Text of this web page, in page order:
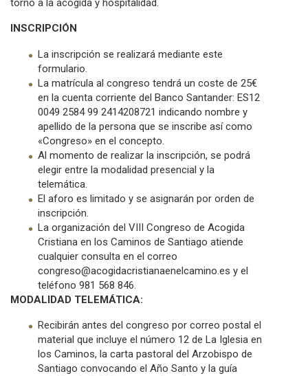
torno a la acogida y hospitalidad.
INSCRIPCIÓN
La inscripción se realizará mediante este
formulario.
La matrícula al congreso tendrá un coste de 25€
en la cuenta corriente del Banco Santander: ES12
0049 2584 99 2414208721 indicando nombre y
apellido de la persona que se inscribe así como
«Congreso» en el concepto.
Al momento de realizar la inscripción, se podrá
elegir entre la modalidad presencial y la
telemática.
El aforo es limitado y se asignarán por orden de
inscripción.
La organización del VIII Congreso de Acogida
Cristiana en los Caminos de Santiago atiende
cualquier consulta en el correo
congreso@acogidacristianaenelcamino.es y el
teléfono 981 568 846.
MODALIDAD TELEMÁTICA:
Recibirán antes del congreso por correo postal el
material que incluye el número 12 de La Iglesia en
los Caminos, la carta pastoral del Arzobispo de
Santiago convocando el Año Santo y la guía